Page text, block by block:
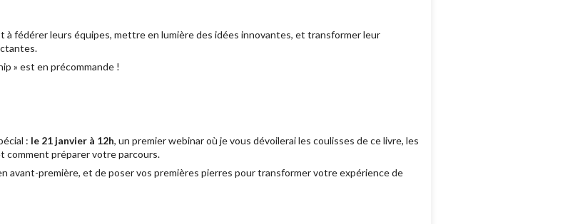
à fédérer leurs équipes, mettre en lumière des idées innovantes, et transformer leur
» est en précommande !
: le 21 janvier à 12h, un premier webinar où je vous dévoilerai les coulisses de ce livre, les
comment préparer votre parcours.
avant-première, et de poser vos premières pierres pour transformer votre expérience de